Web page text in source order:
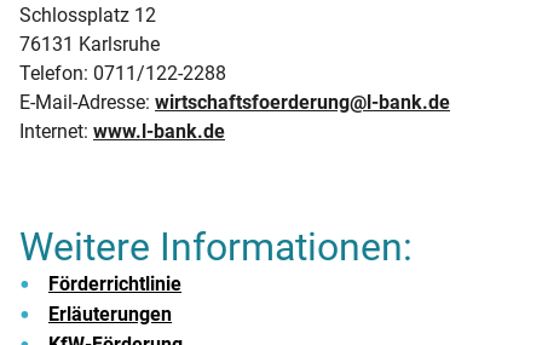
Schlossplatz 12
76131 Karlsruhe
Telefon: 0711/122-2288
E-Mail-Adresse: wirtschaftsfoerderung@l-bank.de
Internet: www.l-bank.de
Weitere Informationen:
Förderrichtlinie
Erläuterungen